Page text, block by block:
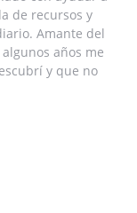
de recursos y
Amante del
años me
y que no